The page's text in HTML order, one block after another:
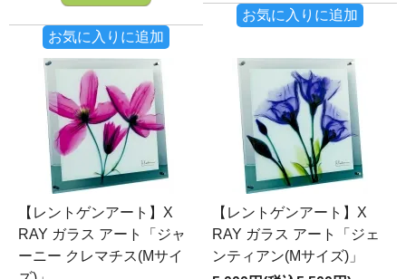
お気に入りに追加
お気に入りに追加
【レントゲンアート】X
RAY ガラス アート「ジャ
ーニー クレマチス(Mサイ
【レントゲンアート】X
RAY ガラス アート「ジェ
ンティアン(Mサイズ)」